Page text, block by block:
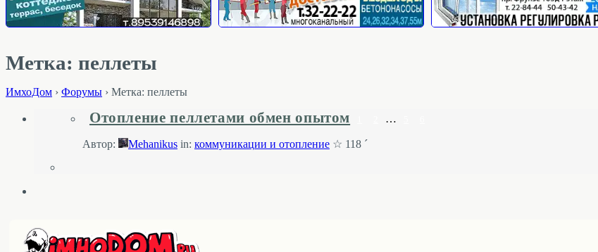
Метка: пеллеты
ИмхоДом › Форумы › Метка: пеллеты
Отопление пеллетами обмен опытом …
Автор: Mehanikus in: коммуникации и отопление☆ 118 ´